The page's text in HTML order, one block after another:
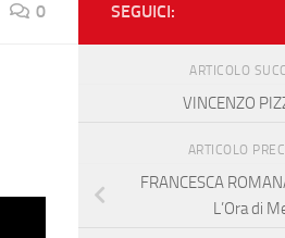
0 SEGUICI:
ARTICOLO
VINCENZO
ARTICOLO
FRANCESCA
L’Ora di